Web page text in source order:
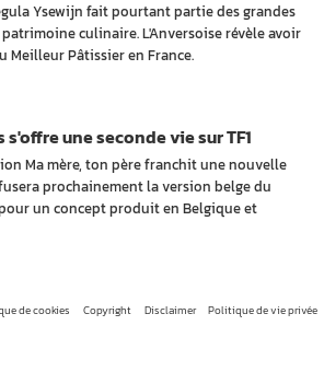
Ysewijn fait pourtant partie des grandes
culinaire. L'Anversoise révèle avoir
Pâtissier en France.
Ma mère, ton père franchit une nouvelle
prochainement la version belge du
un concept produit en Belgique et
une seconde vie sur TF1
Copyright Disclaimer Politique de vie privée
de cookies